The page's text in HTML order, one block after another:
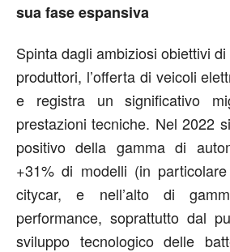
sua fase espansiva
Spinta dagli ambiziosi obiettivi
produttori, l’offerta di veicoli
e registra un significativo
prestazioni tecniche. Nel 2022
positivo della gamma di
+31% di modelli (in
citycar, e nell’alto di
performance, soprattutto dal
sviluppo tecnologico delle